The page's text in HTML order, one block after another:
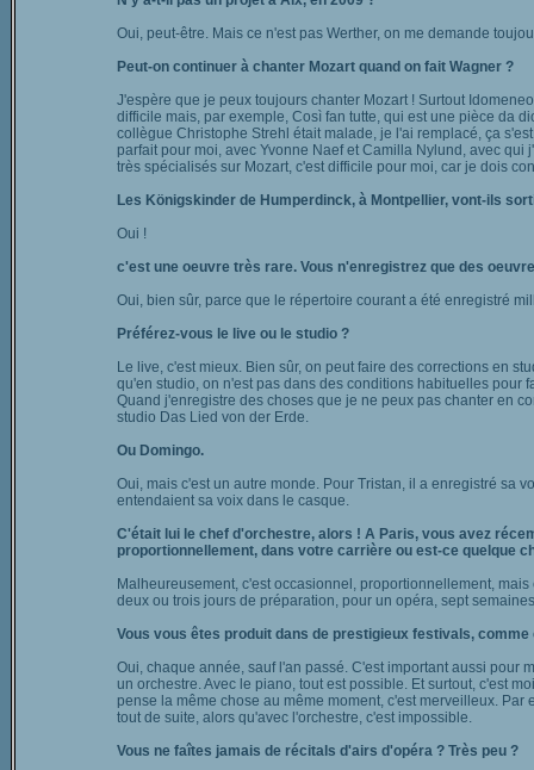
Oui, peut-être. Mais ce n'est pas Werther, on me demande
Peut-on continuer à chanter Mozart quand on fait Wagner ?
J'espère que je peux toujours chanter Mozart ! Surtout
difficile mais, par exemple, Così fan tutte, qui est une pièce da
collègue Christophe Strehl était malade, je l'ai remplacé, ça
parfait pour moi, avec Yvonne Naef et Camilla Nylund, avec
très spécialisés sur Mozart, c'est difficile pour moi, car je dois
Les Königskinder de Humperdinck, à Montpellier, vont-ils
Oui !
c'est une oeuvre très rare. Vous n'enregistrez que des
Oui, bien sûr, parce que le répertoire courant a été enregistré
Préférez-vous le live ou le studio ?
Le live, c'est mieux. Bien sûr, on peut faire des corrections en
qu'en studio, on n'est pas dans des conditions habituelles pour
Quand j'enregistre des choses que je ne peux pas chanter en
studio Das Lied von der Erde.
Ou Domingo.
Oui, mais c'est un autre monde. Pour Tristan, il a enregistré sa
entendaient sa voix dans le casque.
C'était lui le chef d'orchestre, alors ! A Paris, vous avez
proportionnellement, dans votre carrière ou est-ce quelque
Malheureusement, c'est occasionnel, proportionnellement,
deux ou trois jours de préparation, pour un opéra, sept
Vous vous êtes produit dans de prestigieux festivals, comme
Oui, chaque année, sauf l'an passé. C'est important aussi pour
un orchestre. Avec le piano, tout est possible. Et surtout, c'est
pense la même chose au même moment, c'est merveilleux.
tout de suite, alors qu'avec l'orchestre, c'est impossible.
Vous ne faîtes jamais de récitals d'airs d'opéra ? Très peu ?